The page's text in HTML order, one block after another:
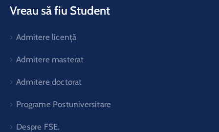
Vreau să fiu Student
Admitere licență
Admitere masterat
Admitere doctorat
Programe Postuniversitare
Despre FSE.